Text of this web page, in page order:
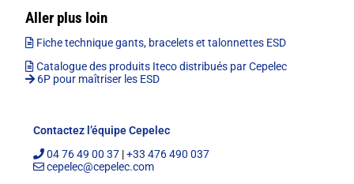
Aller plus loin
Fiche technique gants, bracelets et talonnettes ESD
Catalogue des produits Iteco distribués par Cepelec
6P pour maîtriser les ESD
Contactez l’équipe Cepelec
04 76 49 00 37 |+33 476 490 037
cepelec@cepelec.com